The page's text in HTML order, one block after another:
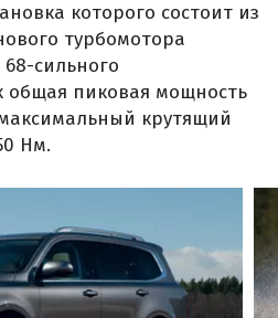
которого состоит из
турбомотора
сильного
общая пиковая мощность
крутящий
Нм.